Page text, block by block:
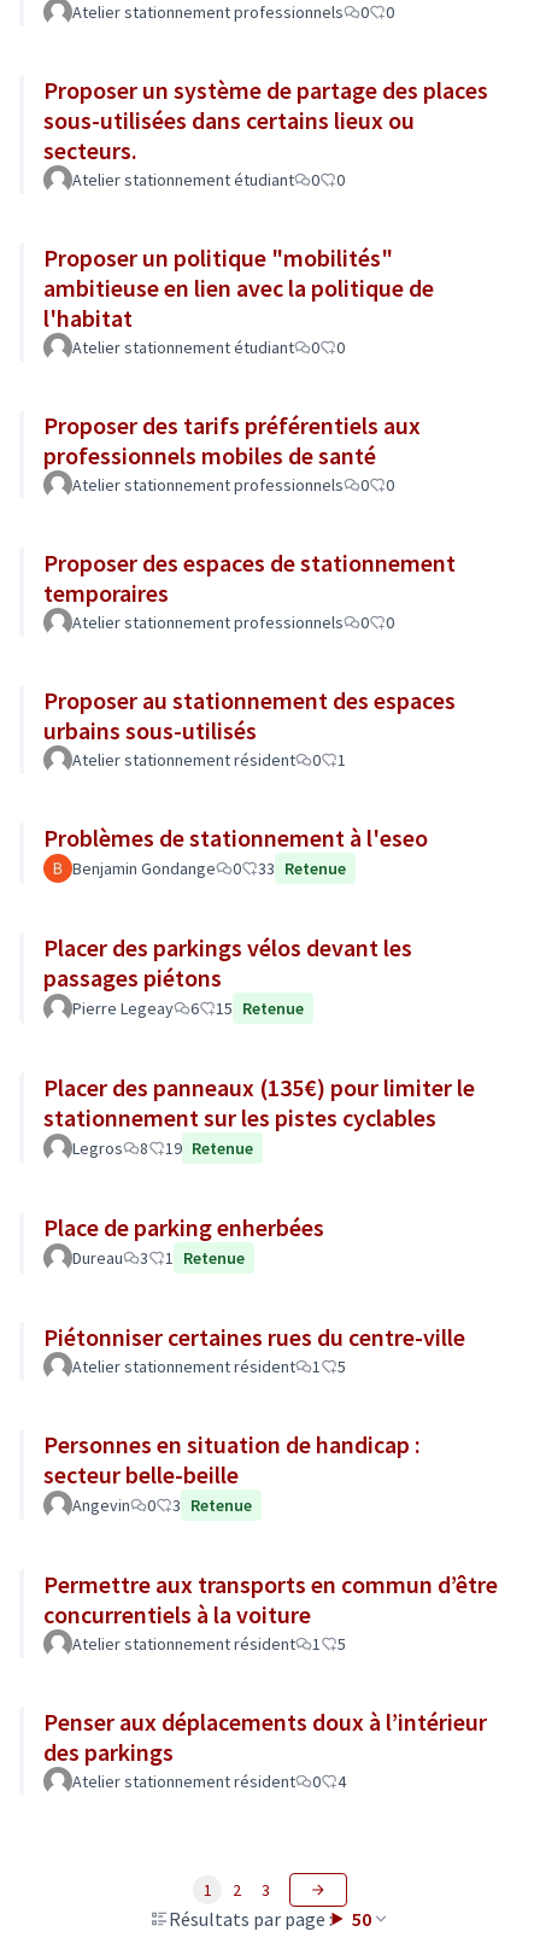
Atelier stationnement professionnels 0 0
Proposer un système de partage des places
sous-utilisées dans certains lieux ou
secteurs.
Atelier stationnement étudiant 0 0
Proposer un politique "mobilités"
ambitieuse en lien avec la politique de
l'habitat
Atelier stationnement étudiant 0 0
Proposer des tarifs préférentiels aux
professionnels mobiles de santé
Atelier stationnement professionnels 0 0
Proposer des espaces de stationnement
temporaires
Atelier stationnement professionnels 0 0
Proposer au stationnement des espaces
urbains sous-utilisés
Atelier stationnement résident 0 1
Problèmes de stationnement à l'eseo
Benjamin Gondange 0 33 Retenue
Placer des parkings vélos devant les
passages piétons
Pierre Legeay 6 15 Retenue
Placer des panneaux (135€) pour limiter le
stationnement sur les pistes cyclables
Legros 8 19 Retenue
Place de parking enherbées
Dureau 3 1 Retenue
Piétonniser certaines rues du centre-ville
Atelier stationnement résident 1 5
Personnes en situation de handicap :
secteur belle-beille
Angevin 0 3 Retenue
Permettre aux transports en commun d’être
concurrentiels à la voiture
Atelier stationnement résident 1 5
Penser aux déplacements doux à l’intérieur
des parkings
Atelier stationnement résident 0 4
Résultats par page : 50
1 2 3